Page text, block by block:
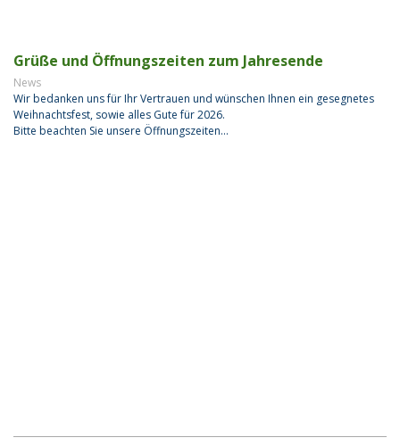
Grüße und Öffnungszeiten zum Jahresende
News
Wir bedanken uns für Ihr Vertrauen und wünschen Ihnen ein gesegnetes
Weihnachtsfest, sowie alles Gute für 2026.
Bitte beachten Sie unsere Öffnungszeiten...